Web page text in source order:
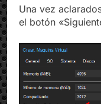
Una vez